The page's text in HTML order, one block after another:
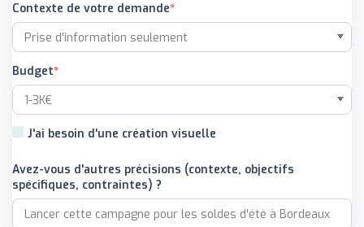
Contexte de votre demande
Budget
J'ai besoin d'une création visuelle
Avez-vous d'autres précisions (contexte, objectifs
spécifiques, contraintes) ?